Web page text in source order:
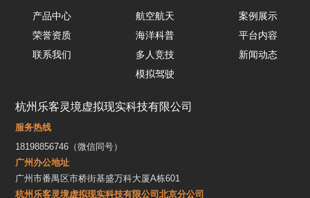
产品中心
荣誉资质
联系我们
航空航天
海洋科普
多人竞技
模拟驾驶
案例展示
平台内容
新闻动态
杭州乐客灵境虚拟现实科技有限公司
服务热线
18198856746（微信同号）
广州办公地址
广州市番禺区市桥街基盛万科大厦A栋601
杭州乐客灵境虚拟现实科技有限公司北京分公司